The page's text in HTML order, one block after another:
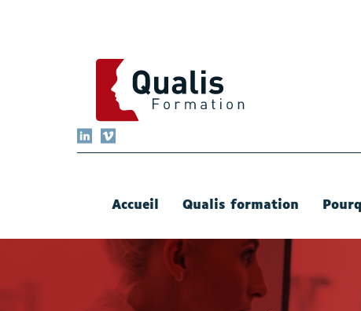
QUALIS FORMATION
LinkedIn
Accueil Qualis formation